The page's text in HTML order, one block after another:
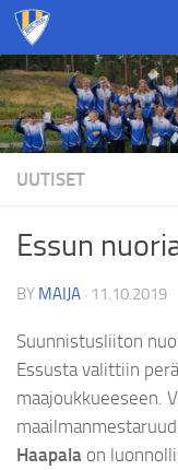
Skip to content
UUTISET
Essun
BY MAIJA · 11.10.2019
Suunnistusliiton
Essusta valittiin
maajoukkueeseen.
Haapala on